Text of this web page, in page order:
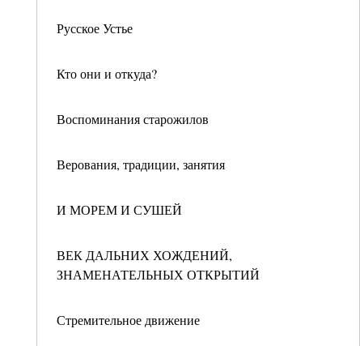
Русское Устье
Кто они и откуда?
Воспоминания старожилов
Верования, традиции, занятия
И МОРЕМ И СУШЕЙ
ВЕК ДАЛЬНИХ ХОЖДЕНИЙ,
ЗНАМЕНАТЕЛЬНЫХ ОТКРЫТИЙ
Стремительное движение